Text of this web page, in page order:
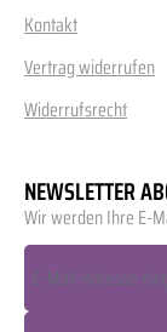
Kontakt
Vertrag widerrufen
Widerrufsrecht
NEWSLETTER
Wir werden Ihre E-